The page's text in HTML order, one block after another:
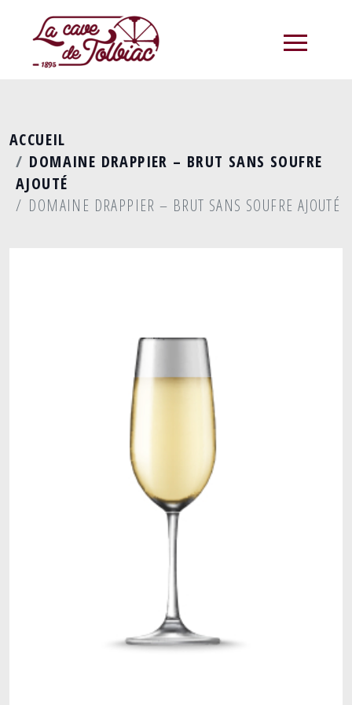
ACCUEIL
DOMAINE DRAPPIER – BRUT SANS SOUFRE
AJOUTÉ
DOMAINE DRAPPIER – BRUT SANS SOUFRE AJOUTÉ